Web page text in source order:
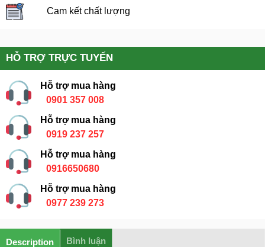
Cam kết chất lượng
HỖ TRỢ TRỰC TUYẾN
Hỗ trợ mua hàng
0901 357 008
Hỗ trợ mua hàng
0919 237 257
Hỗ trợ mua hàng
0916650680
Hỗ trợ mua hàng
0977 239 273
Description Bình luận